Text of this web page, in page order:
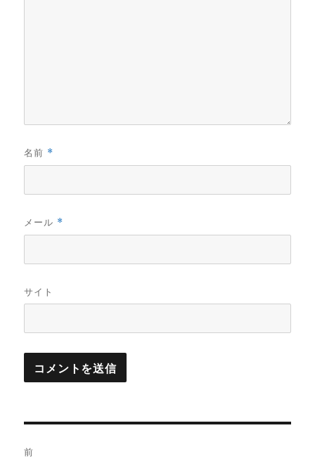
名前 *
メール *
サイト
前